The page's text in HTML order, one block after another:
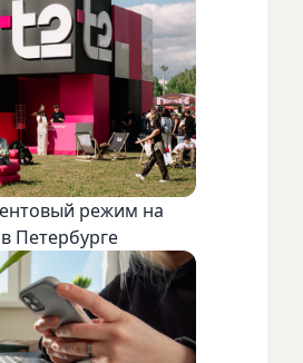
режим на
Петербурге